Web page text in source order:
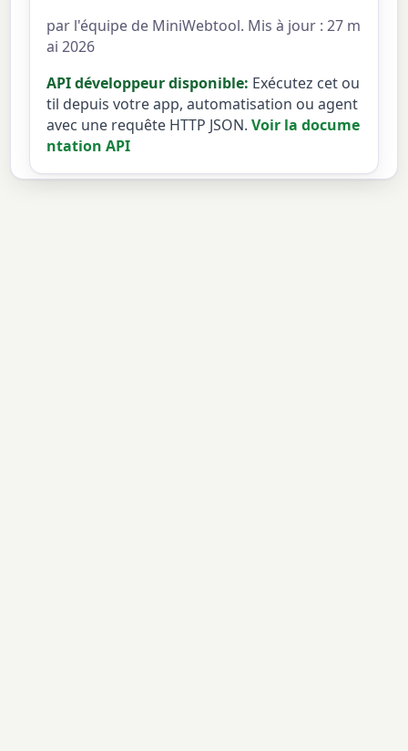
par l'équipe de MiniWebtool. Mis à jour : 27 m
ai 2026
API développeur disponible: Exécutez cet ou
til depuis votre app, automatisation ou agent
avec une requête HTTP JSON. Voir la docume
ntation API